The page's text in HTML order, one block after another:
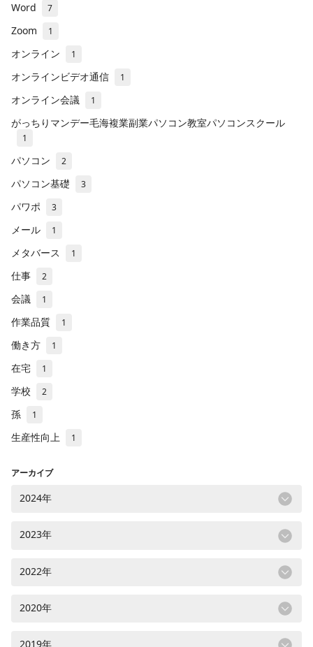
Word 7
Zoom 1
オンライン 1
オンラインビデオ通信 1
オンライン会議 1
がっちりマンデー毛海複業副業パソコン教室パソコンスクール
1
パソコン 2
パソコン基礎 3
パワポ 3
メール 1
メタバース 1
仕事 2
会議 1
作業品質 1
働き方 1
在宅 1
学校 2
孫 1
生産性向上 1
アーカイブ
2024年
2023年
2022年
2020年
2019年